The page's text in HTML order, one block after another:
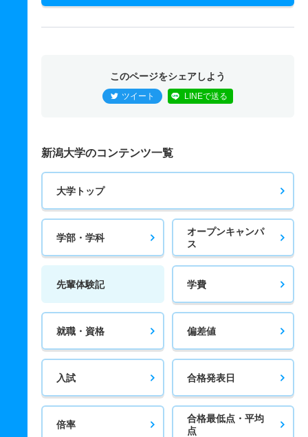
このページをシェアしよう
ツイート LINEで送る
新潟大学のコンテンツ一覧
大学トップ
学部・学科
オープンキャンパ
ス
先輩体験記 学費
就職・資格 偏差値
入試 合格発表日
倍率
合格最低点・平均
点